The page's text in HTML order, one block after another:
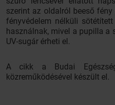
szerint az oldalról beeső
fényvédelem nélküli
használnak, mivel a pupilla a
UV-sugár érheti el.
A cikk a Budai
közreműködésével készült el.